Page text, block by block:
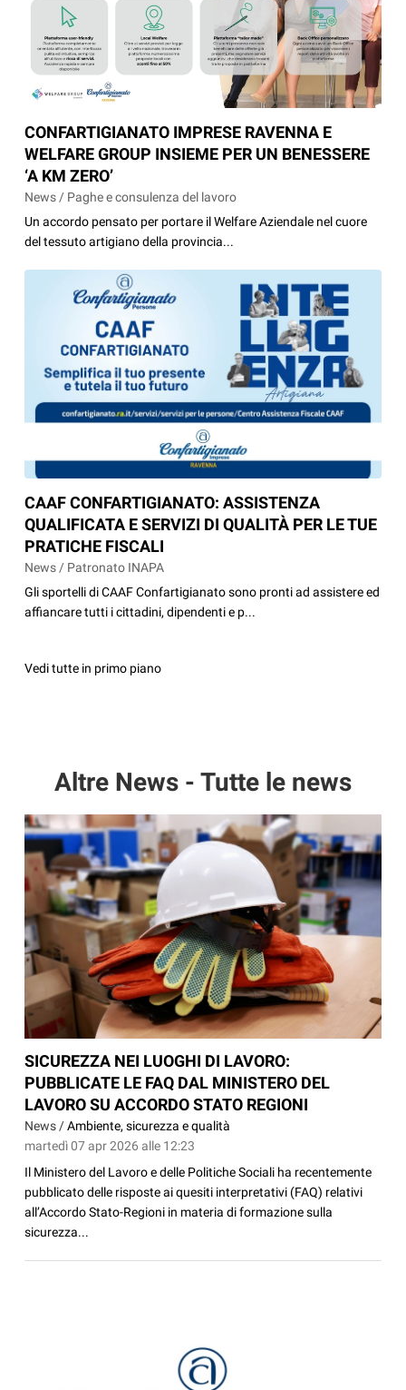
CONFARTIGIANATO IMPRESE RAVENNA E
WELFARE GROUP INSIEME PER UN BENESSERE
‘A KM ZERO’
News / Paghe e consulenza del lavoro
Un accordo pensato per portare il Welfare Aziendale nel cuore
del tessuto artigiano della provincia...
CAAF CONFARTIGIANATO: ASSISTENZA
QUALIFICATA E SERVIZI DI QUALITÀ PER LE TUE
PRATICHE FISCALI
News / Patronato INAPA
Gli sportelli di CAAF Confartigianato sono pronti ad assistere ed
affiancare tutti i cittadini, dipendenti e p...
Vedi tutte in primo piano
Altre News - Tutte le news
SICUREZZA NEI LUOGHI DI LAVORO:
PUBBLICATE LE FAQ DAL MINISTERO DEL
LAVORO SU ACCORDO STATO REGIONI
News /Ambiente, sicurezza e qualità
martedì 07 apr 2026 alle 12:23
Il Ministero del Lavoro e delle Politiche Sociali ha recentemente
pubblicato delle risposte ai quesiti interpretativi (FAQ) relativi
all’Accordo Stato-Regioni in materia di formazione sulla
sicurezza...